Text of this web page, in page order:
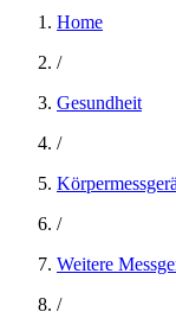
Home
/
Gesundheit
/
/
Weitere
/